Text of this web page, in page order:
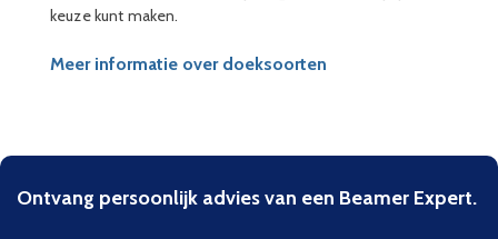
keuze kunt maken.
Meer informatie over doeksoorten
Ontvang persoonlijk advies van een Beamer Expert.